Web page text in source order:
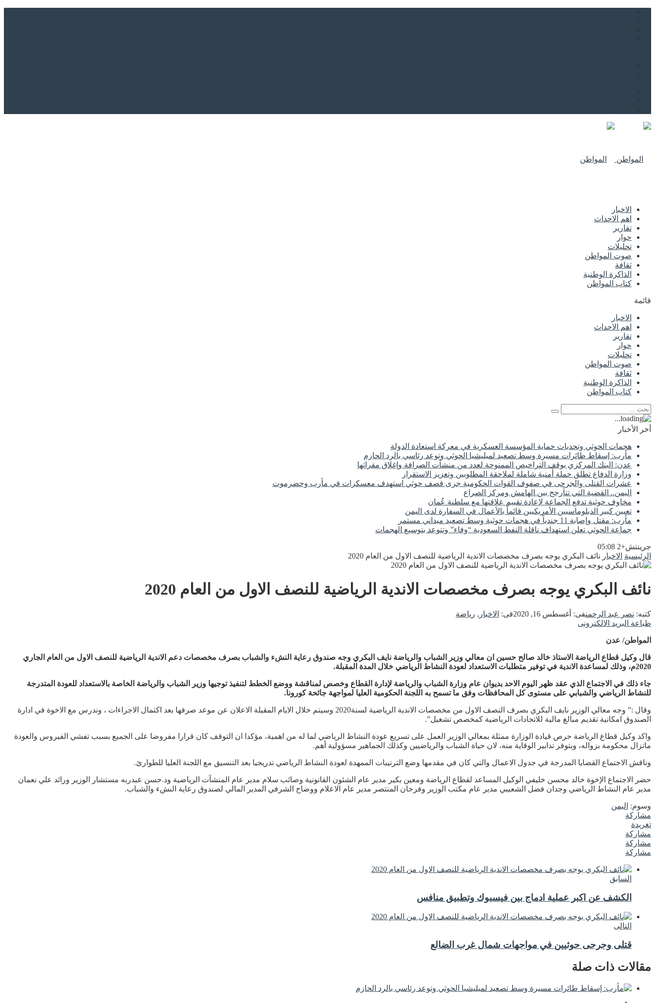
الاخبار
اهم الاحداث
تقارير
حوار
تحليلات
صوت المواطن
ثقافة
الذاكرة الوطنية
كتاب المواطن
قائمة
الاخبار
اهم الاحداث
تقارير
حوار
تحليلات
صوت المواطن
ثقافة
الذاكرة الوطنية
كتاب المواطن
أخر الأخبار
هجمات الحوثي وتحديات حماية المؤسسة العسكرية في معركة استعادة الدولة
مأرب: إسقاط طائرات مسيرة وسط تصعيد لميليشيا الحوثي وتوعد رئاسي بالرد الحازم
عدن: البنك المركزي يوقف التراخيص الممنوحة لعدد من منشآت الصرافة وإغلاق مقراتها
وزارة الدفاع تطلق حملة أمنية شاملة لملاحقة المطلوبين وتعزيز الاستقرار
عشرات القتلى والجرحى في صفوف القوات الحكومية جرى قصف حوثي استهدف معسكرات في مأرب وحضرموت
اليمن.. القضية التي تتأرجح بين الهامش ومركز الصراع
مخاوف حوثية تدفع الجماعة لإعادة تقييم علاقتها مع سلطنة عُمان
تعيين كبير الدبلوماسيين الأمريكيين قائماً بالأعمال في السفارة لدى اليمن
مأرب: مقتل وإصابة 11 جندياً في هجمات حوثية وسط تصعيد ميداني مستمر
جماعة الحوثي تعلن استهداف ناقلة النفط السعودية “وفاء” وتتوعد بتوسيع الهجمات
جرينتش+2 05:08
الرئيسية الاخبار نائف البكري يوجه بصرف مخصصات الاندية الرياضية للنصف الاول من العام 2020
نائف البكري يوجه بصرف مخصصات الاندية الرياضية للنصف الاول من العام 2020
كتبه: نصر عبد الرحمنفى: أغسطس 16, 2020 فى: الاخبار , رياضة
طباعة البريد الالكترونى
المواطن/ عدن
قال وكيل قطاع الرياضة الاستاذ خالد صالح حسين ان معالي وزير الشباب والرياضة نايف البكري وجه صندوق رعاية النشء والشباب بصرف مخصصات دعم الاندية الرياضية للنصف الاول من العام الجاري
2020م، وذلك لمساعدة الاندية في توفير متطلبات الاستعداد لعودة النشاط الرياضي خلال المدة المقبلة.
جاء ذلك في الاجتماع الذي عقد ظهر اليوم الاحد بديوان عام وزارة الشباب والرياضة لإدارة القطاع وخصص لمناقشة ووضع الخطط لتنفيذ توجيها وزير الشباب والرياضة الخاصة بالاستعداد للعودة المتدرجة
للنشاط الرياضي والشبابي على مستوى كل المحافظات وفق ما تسمح به اللجنة الحكومية العليا لمواجهة جائحة كورونا.
وقال :” وجه معالي الوزير نايف البكري بصرف النصف الاول من مخصصات الاندية الرياضية لسنة2020 وسيتم خلال الايام المقبلة الاعلان عن موعد صرفها بعد اكتمال الاجراءات ، وندرس مع الاخوة في ادارة
الصندوق امكانية تقديم مبالغ مالية للاتحادات الرياضية كمخصص تشغيل”.
واكد وكيل قطاع الرياضة حرص قيادة الوزارة ممثلة بمعالي الوزير العمل على تسريع عودة النشاط الرياضي لما له من اهمية، مؤكدا ان التوقف كان قرارا مفروضا على الجميع بسبب تفشي الفيروس والعودة
ماتزال محكومة بزواله، وبتوفر تدابير الوقاية منه، لان حياة الشباب والرياضيين وكذلك الجماهير مسؤولية أهم.
وناقش الاجتماع القضايا المدرجة في جدول الاعمال والتي كان في مقدمها وضع الترتيبات الممهدة لعودة النشاط الرياضي تدريجيا بعد التنسيق مع اللجنة العليا للطوارئ.
حضر الاجتماع الإخوة خالد محسن خليفي الوكيل المساعد لقطاع الرياضة ومعين بكير مدير عام الشئون القانونية وصائب سلام مدير عام المنشآت الرياضية ود.حسن عبدربه مستشار الوزير ورائد علي نعمان
مدير عام النشاط الرياضي وجدان فضل الشعيبي مدير عام مكتب الوزير وفرحان المنتصر مدير عام الاعلام ووضاح الشرفي المدير المالي لصندوق رعاية النشء والشباب.
وسوم: اليمن
مشاركة
تغريدة
مشاركة
مشاركة
مشاركة
السابق
الكشف عن اكبر عملية ادماج بين فيسبوك وتطبيق منافس
التالى
قتلى وجرحى حوثيين في مواجهات شمال غرب الضالع
مقالات ذات صلة